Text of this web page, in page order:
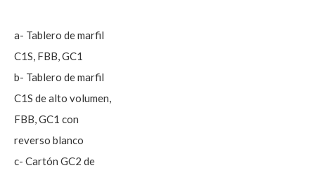
a- Tablero de marfil
C1S, FBB, GC1
b- Tablero de marfil
C1S de alto volumen,
FBB, GC1 con
reverso blanco
c- Cartón GC2 de